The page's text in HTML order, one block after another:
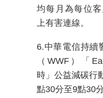
均每月為每位
上有害連線。
6.中華電信持續
（ WWF）「
時」公益減碳行
點30分至9點30